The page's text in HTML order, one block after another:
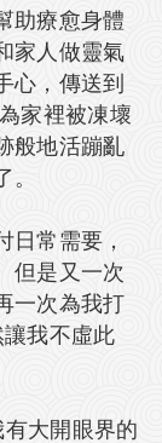
助療愈身體
家人做靈氣
心，傳送到
家裡被凍壞
般地活蹦亂
常需要，
但是又一次
一次為我打
我不虛此
大開眼界的